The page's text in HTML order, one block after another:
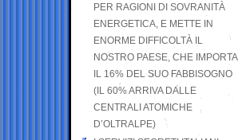
PER RAGIONI DI SOVRANITÀ
ENERGETICA, E METTE IN
ENORME DIFFICOLTÀ IL
NOSTRO PAESE, CHE IMPORTA
IL 16% DEL SUO FABBISOGNO
(IL 60% ARRIVA DALLE
CENTRALI ATOMICHE
D’OLTRALPE)